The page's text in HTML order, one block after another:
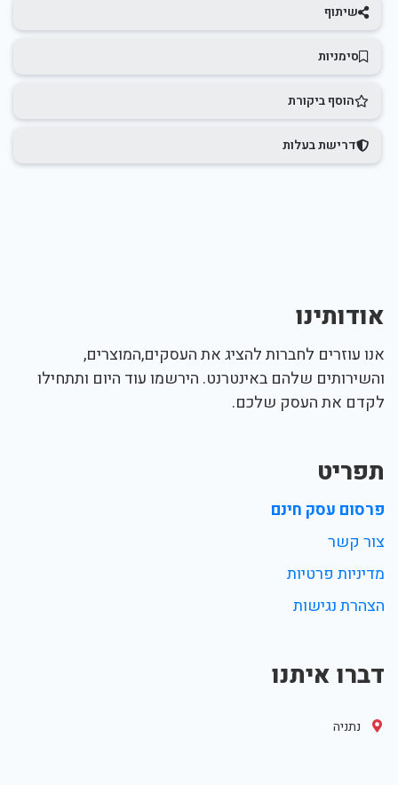
שיתוף
סימניות
הוסף ביקורת
דרישת בעלות
אודותינו
אנו עוזרים לחברות להציג את העסקים,המוצרים,
והשירותים שלהם באינטרנט. הירשמו עוד היום ותתחילו
לקדם את העסק שלכם.
תפריט
פרסום עסק חינם
צור קשר
מדיניות פרטיות
הצהרת נגישות
דברו איתנו
נתניה